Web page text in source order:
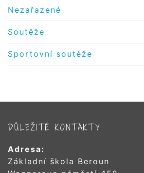
Nezařazené
Soutěže
Sportovní soutěže
DŮLEŽITÉ KONTAKTY
Adresa:
Základní škola Beroun